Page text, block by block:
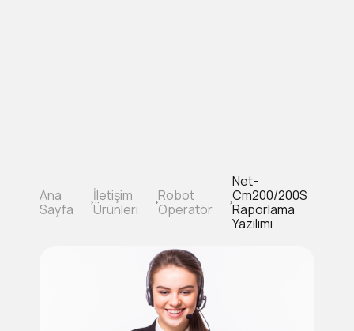
Sayfa
yolu
Ana
Sayfa
İletişim
Ürünleri
Robot
Operatör
Net-
Cm200/200S
Raporlama
Yazılımı